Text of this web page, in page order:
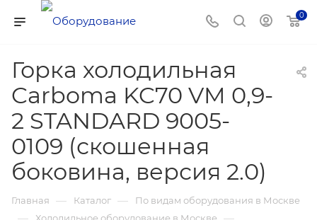
0
Горка холодильная
Carboma KC70 VM 0,9-
2 STANDARD 9005-
0109 (скошенная
боковина, версия 2.0)
Главная — Каталог — По видам оборудования в Москве